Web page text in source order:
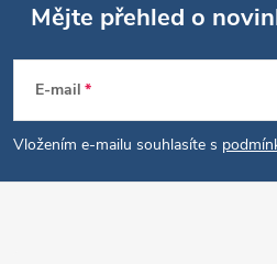
Z
á
p
Mějte přehled o
E-mail
Vložením e-mailu souhlasíte s